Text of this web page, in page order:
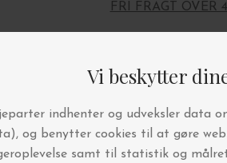
FRI FRAGT OVER
Andre købte også